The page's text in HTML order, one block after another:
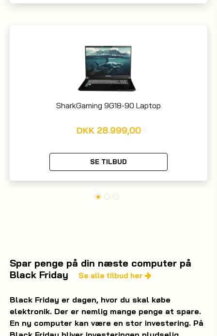
SharkGaming 9G18-90 Laptop
DKK28.999,00
SE TILBUD
Spar penge på din næste computer på
Black Friday
Se alle tilbud her
Black Friday er dagen, hvor du skal købe
elektronik. Der er nemlig mange penge at spare.
En ny computer kan være en stor investering. På